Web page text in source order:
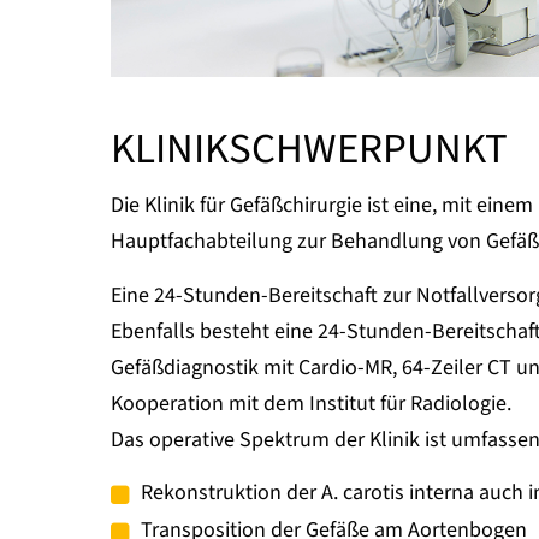
KLINIKSCHWERPUNKT
Die Klinik für Gefäßchirurgie ist eine, mit
Hauptfachabteilung zur Behandlung von
Eine 24-Stunden-Bereitschaft zur
Ebenfalls besteht eine 24-Stunden-
Gefäßdiagnostik mit Cardio-MR, 64-Zeiler CT
Kooperation mit dem Institut für Radiologie.
Das operative Spektrum der Klinik ist
Rekonstruktion der A. carotis interna auch
Transposition der Gefäße am Aortenbogen